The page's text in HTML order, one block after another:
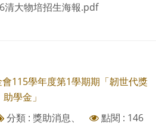
清大物培招生海報.pdf
115學年度第1學期期「韌世代獎
助學金」
分類 : 獎助消息、
點閱 : 146